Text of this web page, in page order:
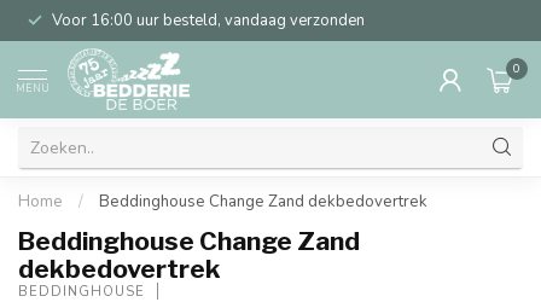
Voor 16:00 uur besteld, vandaag verzonden
MENU
0
Home / Beddinghouse Change Zand dekbedovertrek
Beddinghouse Change Zand
dekbedovertrek
BEDDINGHOUSE